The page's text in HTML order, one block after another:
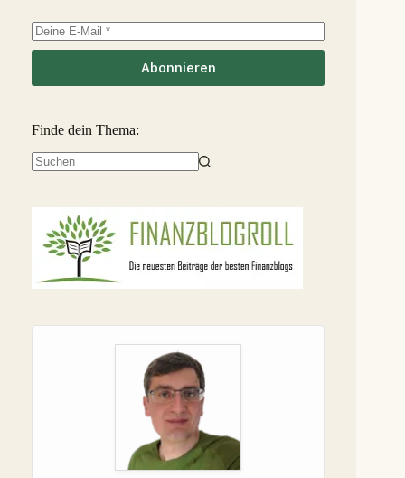
37 Linked Finance -6,3 % S
Abonnieren
Finde dein Thema: